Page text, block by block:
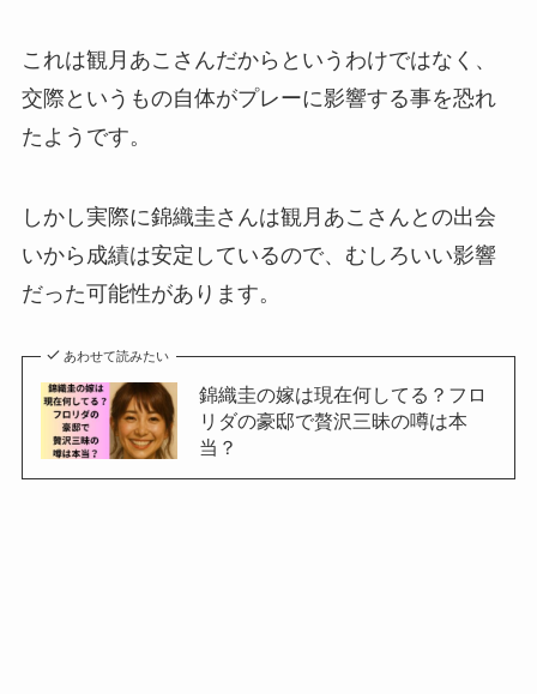
これは観月あこさんだからというわけではなく、
交際というもの自体がプレーに影響する事を恐れ
たようです。
しかし実際に錦織圭さんは観月あこさんとの出会
いから成績は安定しているので、むしろいい影響
だった可能性があります。
あわせて読みたい
錦織圭の嫁は現在何してる？フロ
リダの豪邸で贅沢三昧の噂は本
当？